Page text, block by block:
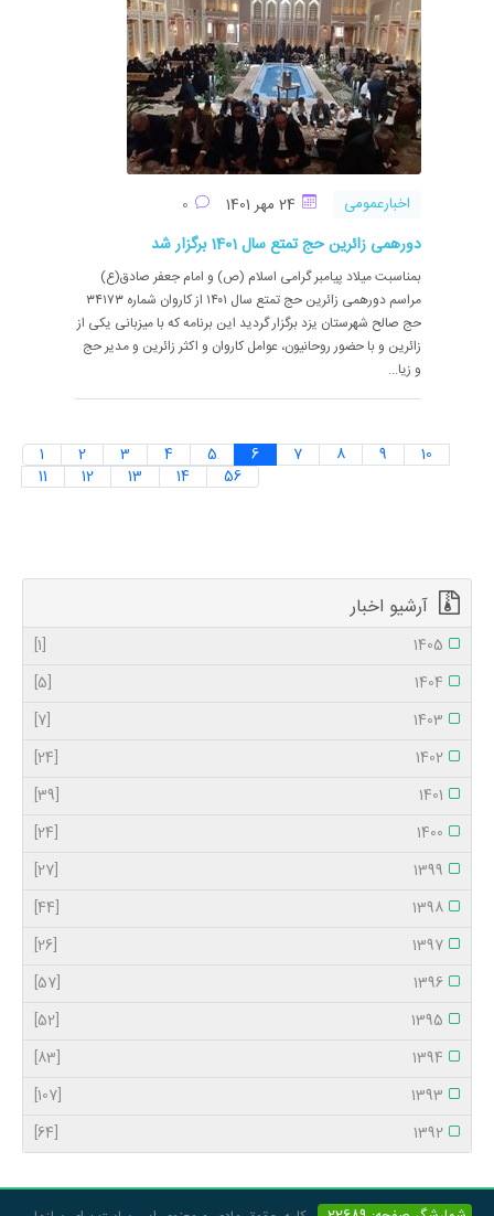
اخبارعمومی
دورهمی زائرین حج تمتع سال 1401 برگزار شد
بمناسبت میلاد پیامبر گرامی اسلام (ص) و امام جعفر صادق(ع)
مراسم دورهمی زائرین حج تمتع سال ۱۴۰۱ از کاروان شماره ۳۴۱۷۳
حج صالح شهرستان یزد برگزار گردید این برنامه که با میزبانی یکی از
زائرین و با حضور روحانیون، عوامل کاروان و اکثر زائرین و مدیر حج
و زیا...
1 2 3 4 5 6 7 8 9
10
11
12 13 14 56
آرشیو اخبار
1405
[1]
1404
[5]
1403
[7]
1402
[24]
1401
[39]
1400
[24]
1399
[27]
1398
[44]
1397
[26]
1396
[57]
1395
[52]
1394
[83]
1393
[107]
1392
[64]